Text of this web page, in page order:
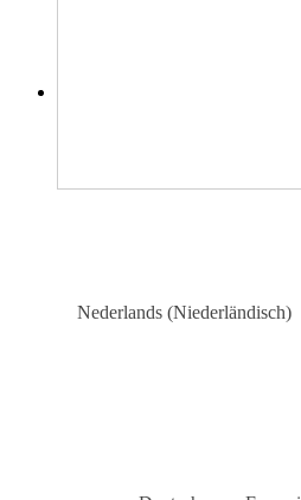
Nederlands (Niederländisch)